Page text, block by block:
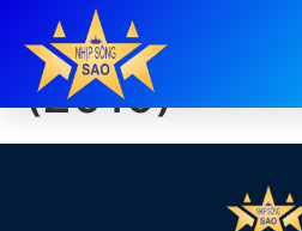
Tag:
(2019)